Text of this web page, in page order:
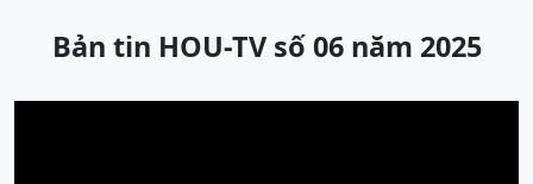
Bản tin HOU-TV số 06 năm 2025